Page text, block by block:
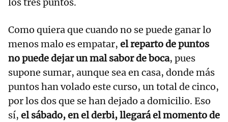
Como quiera que cuando no se puede ganar lo
menos malo es empatar, el reparto de puntos
no puede dejar un mal sabor de boca, pues
supone sumar, aunque sea en casa, donde más
puntos han volado este curso, un total de cinco,
por los dos que se han dejado a domicilio. Eso
sí, el sábado, en el derbi, llegará el momento de